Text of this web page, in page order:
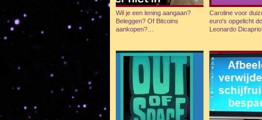
Wil je een lening aangaan?
Beleggen? Of Bitcoins
aankopen?…
Caroline voor
euro's opgelicht
Leonardo